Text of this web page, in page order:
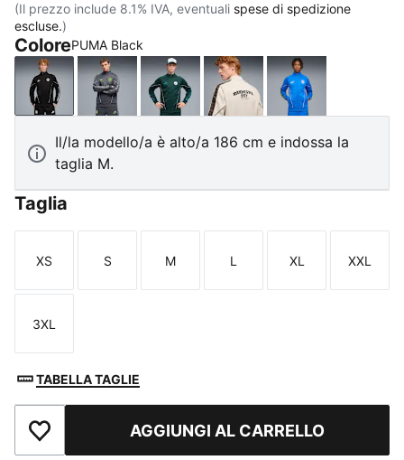
(Il prezzo include 8.1% IVA, eventuali spese di spedizione
escluse.)
ColorePUMA Black
PUMA BlackGalactic Gray-Pro Green
Green Terrain-Tropical Blue
Alpine Snow-Flat Dark
Hyperlink Blue-
Il/la modello/a è alto/a 186 cm e indossa la
taglia M.
Taglia
Taglia
XS
Taglia
S
Taglia
M
Taglia
L
Taglia
XL
Taglia
XXL
Taglia
3XL
TABELLA TAGLIE
Aggiungi ai PreferitiAGGIUNGI AL CARRELLO